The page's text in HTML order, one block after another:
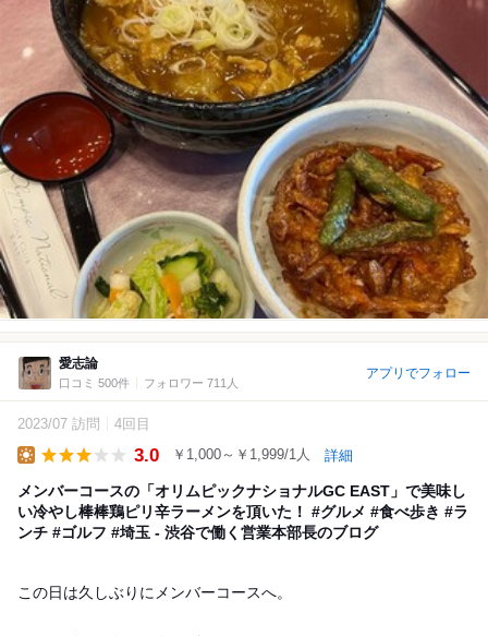
愛志論
口コミ 500件 フォロワー 711人
アプリでフォロー
2023/07 訪問 4回目
3.0 ￥1,000～￥1,999/1人 詳細
メンバーコースの「オリムピックナショナルGC EAST」で美味し
い冷やし棒棒鶏ピリ辛ラーメンを頂いた！ #グルメ #食べ歩き #ラ
ンチ #ゴルフ #埼玉 - 渋谷で働く営業本部長のブログ
この日は久しぶりにメンバーコースへ。